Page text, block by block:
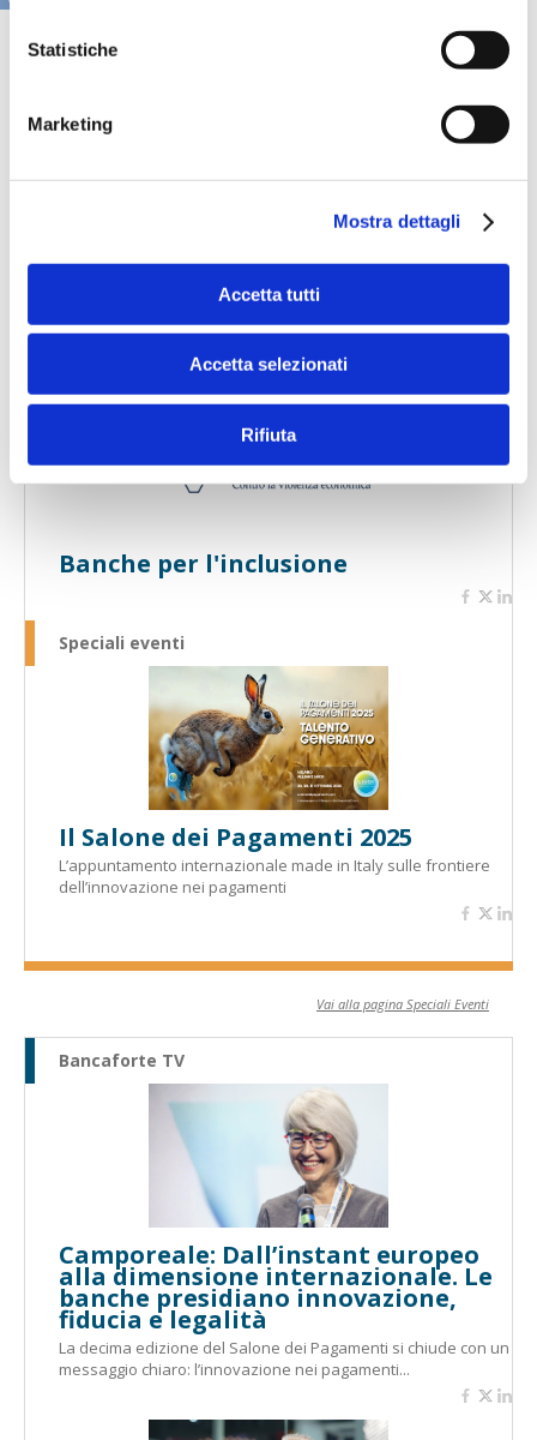
Statistiche
Marketing
Mostra dettagli
Accetta tutti
Accetta selezionati
Rifiuta
Banche per l'inclusione
Speciali eventi
Il Salone dei Pagamenti 2025
L’appuntamento internazionale made in Italy sulle frontiere
dell’innovazione nei pagamenti
Vai alla pagina Speciali Eventi
Bancaforte TV
Camporeale: Dall’instant europeo
alla dimensione internazionale. Le
banche presidiano innovazione,
fiducia e legalità
La decima edizione del Salone dei Pagamenti si chiude con un
messaggio chiaro: l’innovazione nei pagamenti...